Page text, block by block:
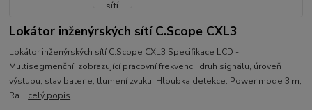
Lokátor inženýrských sítí C.Scope CXL3
Lokátor inženýrských sítí C.Scope CXL3 Specifikace LCD -
Multisegmenční: zobrazující pracovní frekvenci, druh signálu, úroveň
výstupu, stav baterie, tlumení zvuku. Hloubka detekce: Power mode 3 m,
Ra... celý popis